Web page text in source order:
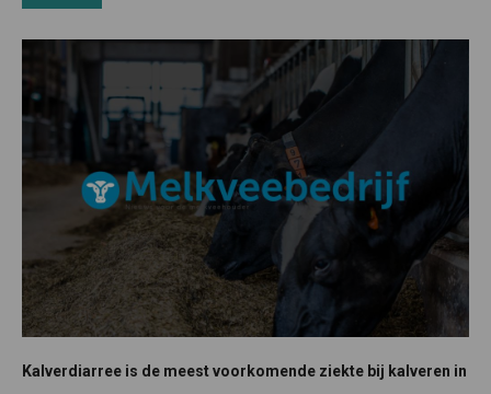
Kalverdiarree is de meest voorkomende ziekte bij kalveren in